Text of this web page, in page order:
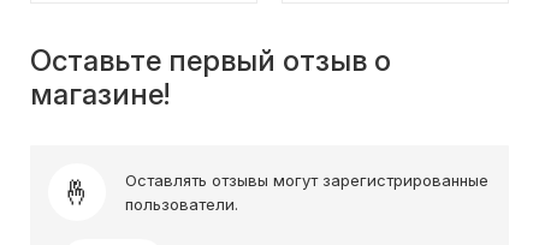
Оставьте первый отзыв о
магазине!
Оставлять отзывы могут зарегистрированные
пользователи.